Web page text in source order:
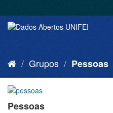
Grupos Pessoas
Pessoas